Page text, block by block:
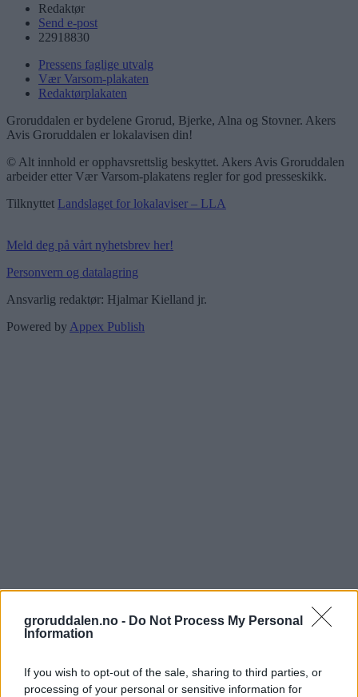
groruddalen.no - Do Not Process My Personal
Information
If you wish to opt-out of the sale, sharing to third parties, or
processing of your personal or sensitive information for
Redaktør
Send e-post
22918830
Pressens faglige utvalg
Vær Varsom-plakaten
Redaktørplakaten
Groruddalen er bydelene Grorud, Bjerke, Alna og Stovner. Akers
Avis Groruddalen er lokalavisen din!
© Alt innhold er opphavsrettslig beskyttet. Akers Avis Groruddalen
arbeider etter Vær Varsom-plakatens regler for god presseskikk.
Tilknyttet Landslaget for lokalaviser – LLA
Meld deg på vårt nyhetsbrev her!
Personvern og datalagring
Ansvarlig redaktør: Hjalmar Kielland jr.
Powered by Appex Publish